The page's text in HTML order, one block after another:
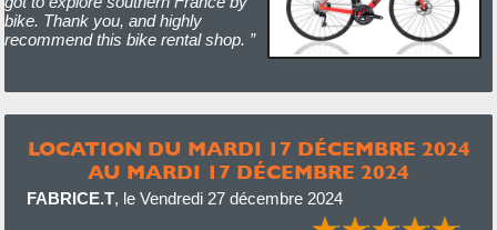
bike. Thank you, and highly
recommend this bike rental shop. ”
LOCATION DU MARDI 17 DÉCEMBRE 2024
AU MARDI 17 DÉCEMBRE 2024
FABRICE.T, le Vendredi 27 décembre 2024